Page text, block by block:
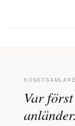
Var
anländer.